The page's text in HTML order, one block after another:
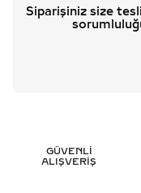
Siparişiniz size
GÜVENLİ
ALIŞVERİŞ